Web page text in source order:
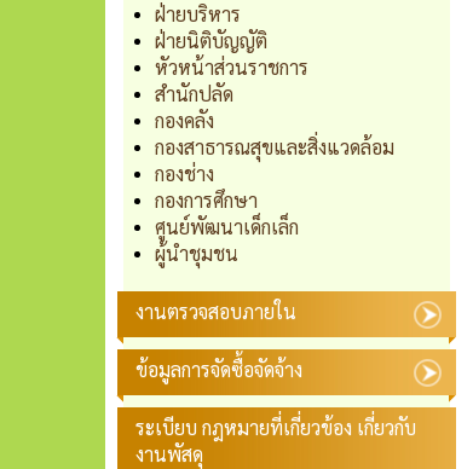
ฝ่ายบริหาร
ฝ่ายนิติบัญญัติ
หัวหน้าส่วนราชการ
สำนักปลัด
กองคลัง
กองสาธารณสุขและสิ่งแวดล้อม
กองช่าง
กองการศึกษา
ศูนย์พัฒนาเด็กเล็ก
ผู้นำชุมชน
งานตรวจสอบภายใน
ข้อมูลการจัดซื้อจัดจ้าง
ระเบียบ กฎหมายที่เกี่ยวข้อง เกี่ยวกับ
งานพัสดุ